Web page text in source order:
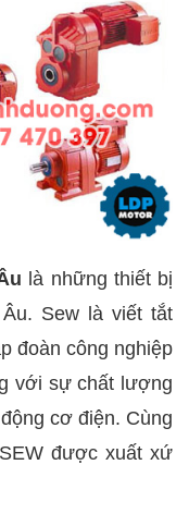
là những thiết bị
Sew là viết tắt
đoàn công nghiệp
với sự chất lượng
cơ điện. Cùng
được xuất xứ